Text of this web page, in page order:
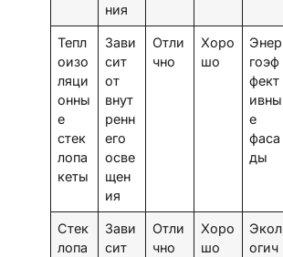
ния
Тепл
оизо
ляци
онны
е
стек
лопа
кеты
Зави
сит
от
внут
ренн
его
осве
щен
ия
Отли
чно
Хоро
шо
Энер
гоэф
фект
ивны
е
фаса
ды
Стек
лопа
Зави
сит
Отли
чно
Хоро
шо
Экол
огич